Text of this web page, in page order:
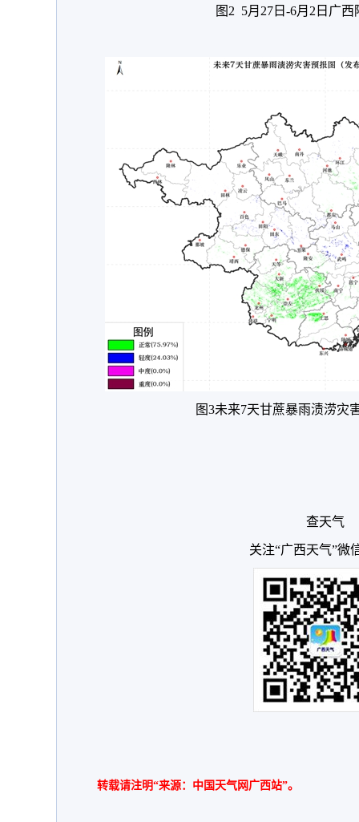
图2 5月27日-6月2日广
图3未来7天甘蔗暴雨渍涝灾害
查天气
关注“广西天气”微
转载请注明“来源：中国天气网广西站”。